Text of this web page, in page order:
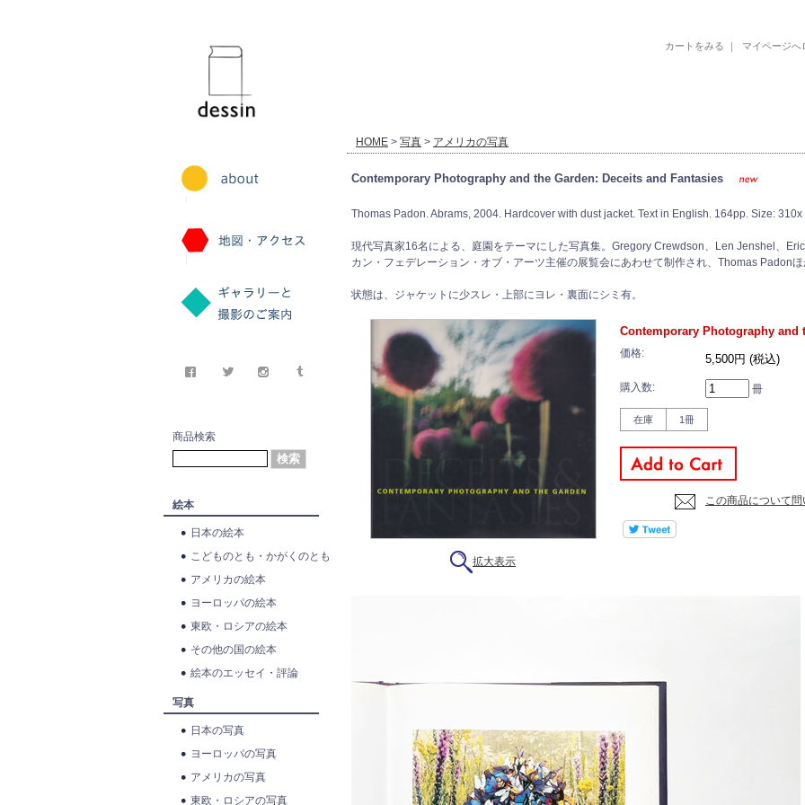
カートをみる ｜ マイページへ
商品検索
絵本
日本の絵本
こどものとも・かがくのとも
アメリカの絵本
ヨーロッパの絵本
東欧・ロシアの絵本
その他の国の絵本
絵本のエッセイ・評論
写真
日本の写真
ヨーロッパの写真
アメリカの写真
東欧・ロシアの写真
HOME > 写真 > アメリカの写真
Contemporary Photography and the Garden: Deceits and Fantasies
Thomas Padon. Abrams, 2004. Hardcover with dust jacket. Text in English. 164pp. Size: 310x
現代写真家16名による、庭園をテーマにした写真集。Gregory Crewdson、Len Jenshel、
カン・フェデレーション・オブ・アーツ主催の展覧会にあわせて制作され、Thomas Padonほ
状態は、ジャケットに少スレ・上部にヨレ・裏面にシミ有。
拡大表示
Contemporary Photography and
価格: 5,500円 (税込)
購入数: 冊
在庫 1冊
この商品について問